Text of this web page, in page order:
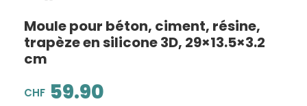
Moule pour béton, ciment, résine,
trapèze en silicone 3D, 29×13.5×3.2
cm
CHF 59.90